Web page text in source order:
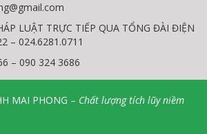
LUẬT TRỰC TIẾP QUA TỔNG ĐÀI ĐIỆN
– 024.6281.0711
– 090 324 3686
MAI PHONG – Chất lượng tích lũy niềm